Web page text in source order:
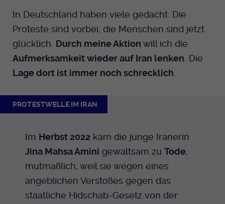
In Deutschland haben viele gedacht: Die
Proteste sind vorbei, die Menschen sind jetzt
glücklich. Durch meine Aktion will ich die
Aufmerksamkeit wieder auf Iran lenken. Die
Lage dort ist immer noch schrecklich.
PROTESTWELLE IM IRAN
Im Herbst 2022 kam die junge Iranerin
Jina Mahsa Amini gewaltsam zu Tode,
mutmaßlich, weil sie wegen eines
angeblichen Verstoßes gegen das
staatliche Hidschab-Gesetz von der